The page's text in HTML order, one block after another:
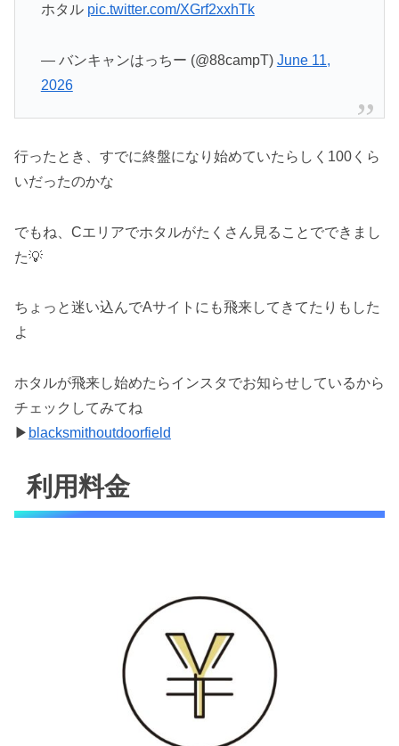
ホタル pic.twitter.com/XGrf2xxhTk
— バンキャンはっちー (@88campT) June 11,
2026
行ったとき、すでに終盤になり始めていたらしく100くら
いだったのかな
でもね、Cエリアでホタルがたくさん見ることでできまし
た💡
ちょっと迷い込んでAサイトにも飛来してきてたりもした
よ
ホタルが飛来し始めたらインスタでお知らせしているから
チェックしてみてね
▶︎ blacksmithoutdoorfield
利用料金